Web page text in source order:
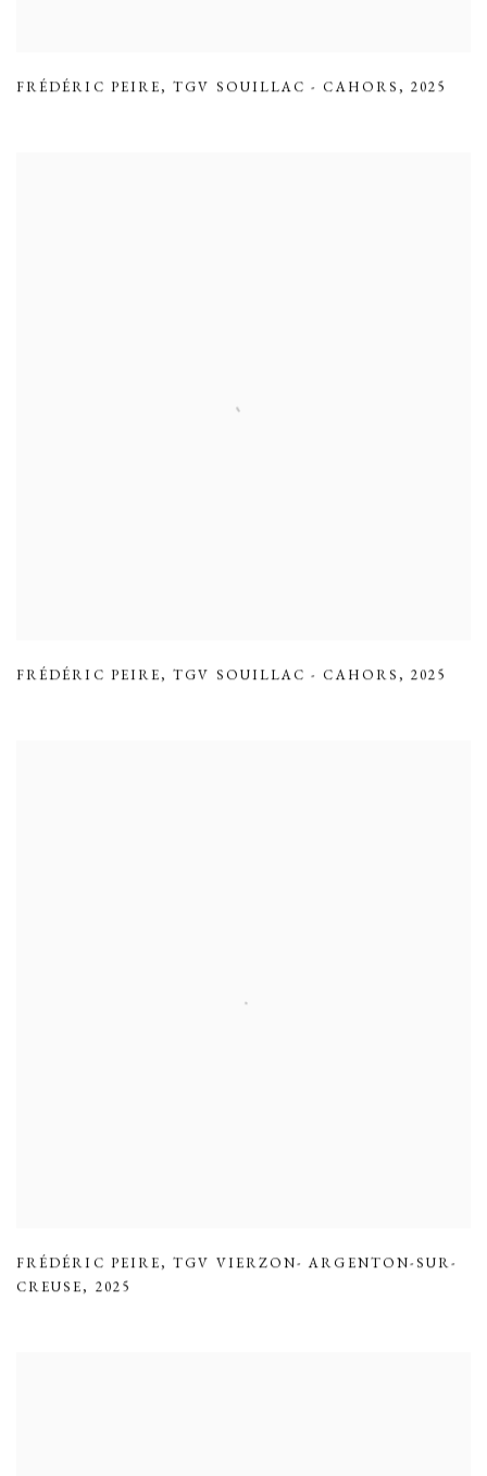
FRÉDÉRIC PEIRE,TGV SOUILLAC - CAHORS ,2025
FRÉDÉRIC PEIRE,TGV SOUILLAC - CAHORS ,2025
FRÉDÉRIC PEIRE,TGV VIERZON- ARGENTON-SUR-
CREUSE, 2025